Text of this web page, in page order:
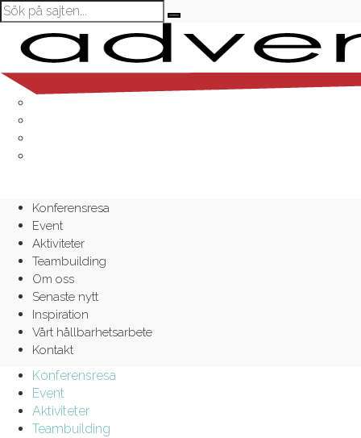
Konferensresa
Event
Aktiviteter
Teambuilding
Om oss
Senaste nytt
Inspiration
Vårt hållbarhetsarbete
Kontakt
Konferensresa
Event
Aktiviteter
Teambuilding